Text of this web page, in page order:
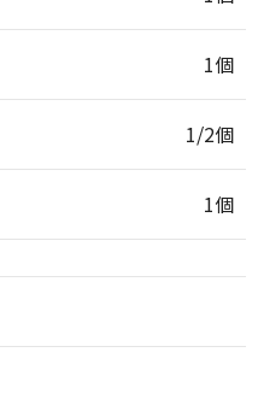
1個
1/2個
1個